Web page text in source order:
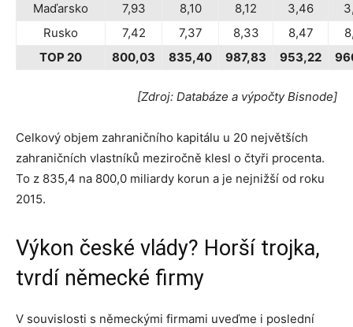
Maďarsko
7,93 8,10 8,12 3,46
Rusko
7,42 7,37 8,33 8,47
TOP 20
800,03 835,40 987,83 953,22
[Zdroj: Databáze a výpočty Bisnode]
Celkový objem zahraničního kapitálu u 20 největších
zahraničních vlastníků meziročně klesl o čtyři procenta.
To z 835,4 na 800,0 miliardy korun a je nejnižší od roku
2015.
Výkon české vlády? Horší trojka,
tvrdí německé firmy
V souvislosti s německými firmami uveďme i poslední